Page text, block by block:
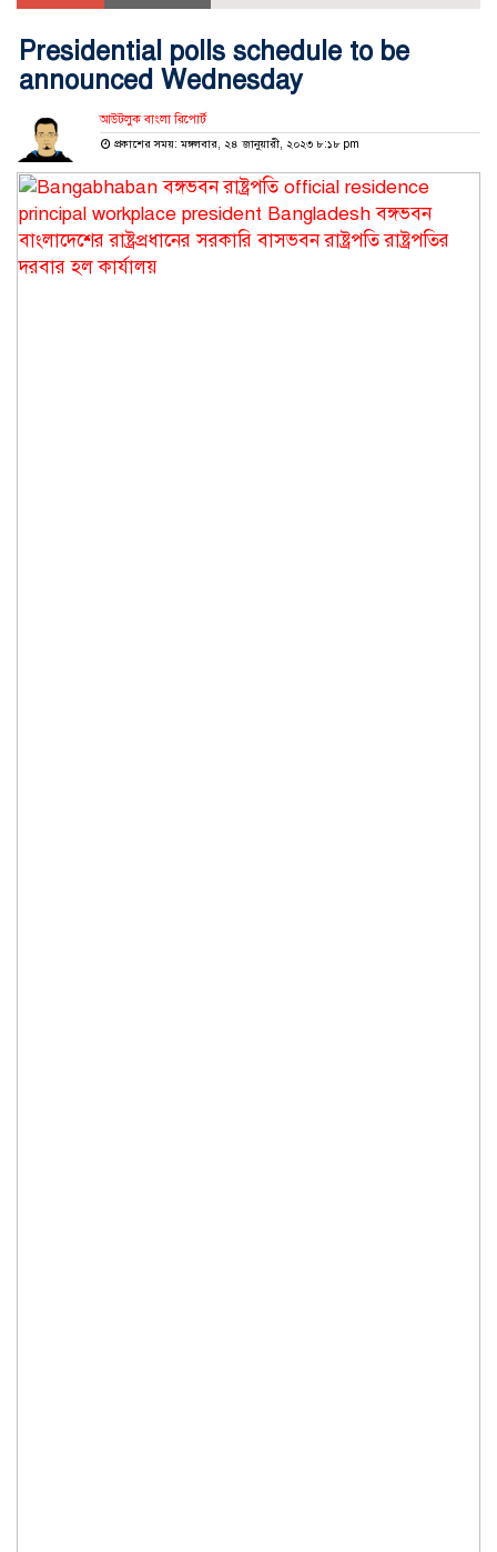
Presidential polls schedule to be
announced Wednesday
আউটলুক বাংলা রিপোর্ট
প্রকাশের সময়: মঙ্গলবার, ২৪ জানুয়ারী, ২০২৩ ৮:১৮ pm